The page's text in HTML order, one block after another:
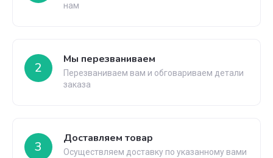
нам
2
Мы перезваниваем
Перезваниваем вам и обговариваем детали
заказа
3
Доставляем товар
Осуществляем доставку по указанному вами